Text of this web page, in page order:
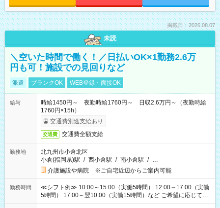
掲載日：2026.08.07
未読
＼空いた時間で働く！／日払いOK×1勤務2.6万
円も可！施設での見回りなど
派遣 ブランクOK WEB登録・面接OK
給与
時給1450円～ 夜勤時給1760円～ 日収2.6万円～（夜勤時給
1760円×15h）
交通費別途支給あり
交通費 交通費全額支給
勤務地
北九州市小倉北区
小倉(福岡県)駅 / 西小倉駅 / 南小倉駅 / …
介護施設や病院 ※ご自宅近辺からご案内可能
勤務時間
≪シフト例≫ 10:00～15:00（実働5時間） 12:00～17:00（実働
5時間） 17:00～翌10:00（実働15時間）など ご希望に応じて、
働く時間は調整できます！ お気軽に担当へ相談ください！